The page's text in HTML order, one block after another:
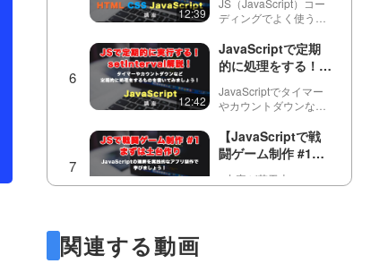
します。また、CSSの
指定による見た目の変
更…
12:39
う！classListにつ
いて解説していま
す。
ディングでよく使う、
いて説明しています。
classListのadd,
remove, toggleを使い
分けて、様々な処理が
できるようになりまし
12:42
JavaScriptで定期
的に処理をする！
clearIntervalの使い
方とそのコーディン
グ事例
JavaScriptでタイマー
やカウントダウンなど
法を紹介しています。
動画では実際にカウン
トダウンタイマーを作
っているところを説明
しながらsetIntervalと
26:13
【JavaScriptで戦
闘ゲーム制作 #1】
まずは簡単なUIを整
えて、ゲーム作りの
※内容が若干古いの
関連する動画